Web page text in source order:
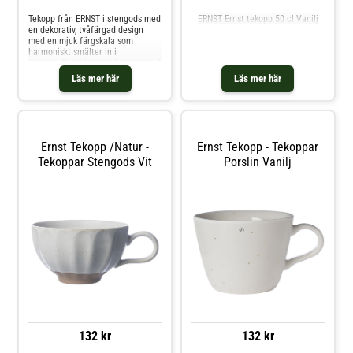
Läs mer här
Tekopp från ERNST i stengods med
en dekorativ, tvåfärgad design
med en mjuk färgskala som
harmoniskt smälter in i
andra delar från serien från
ERNST.Om tekoppen från ERNST-
Kombinera tekoppen med andra
Koppar hos Royal Design.
Läs mer här
ERNST Ernst tekopp 50 cl Vanilj
Ernst Tekopp /natur -
Tekoppar Stengods Vit
132 kr
Ernst Tekopp - Tekoppar
Porslin Vanilj
132 kr